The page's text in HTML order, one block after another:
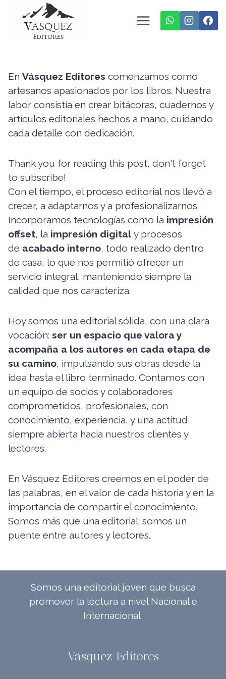
contenido
EnVásquez Editores comenzamos como
artesanos apasionados por los libros. Nuestra
labor consistía en crear bitácoras, cuadernos y
artículos editoriales hechos a mano, cuidando
cada detalle con dedicación.
Thank you for reading this post, don't forget
to subscribe!
Con el tiempo, el proceso editorial nos llevó a
crecer, a adaptarnos y a profesionalizarnos.
Incorporamos tecnologías como la impresión
offset, la impresión digital y procesos
de acabado interno, todo realizado dentro
de casa, lo que nos permitió ofrecer un
servicio integral, manteniendo siempre la
calidad que nos caracteriza.
Hoy somos una editorial sólida, con una clara
vocación:ser un espacio que valora y
acompaña a los autores en cada etapa de
su camino, impulsando sus obras desde la
idea hasta el libro terminado. Contamos con
un equipo de socios y colaboradores
comprometidos, profesionales, con
conocimiento, experiencia, y una actitud
siempre abierta hacia nuestros clientes y
lectores.
En Vásquez Editores creemos en el poder de
las palabras, en el valor de cada historia y en la
importancia de compartir el conocimiento.
Somos más que una editorial: somos un
puente entre autores y lectores.
Somos una editorial joven que busca
promover la lectura a nivel Nacional e
Internacional
Vásquez Editores